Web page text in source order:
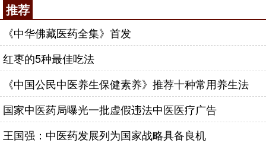
推荐
《中华佛藏医药全集》首发
红枣的5种最佳吃法
《中国公民中医养生保健素养》推荐十种常用养生法
国家中医药局曝光一批虚假违法中医医疗广告
王国强：中医药发展列为国家战略具备良机